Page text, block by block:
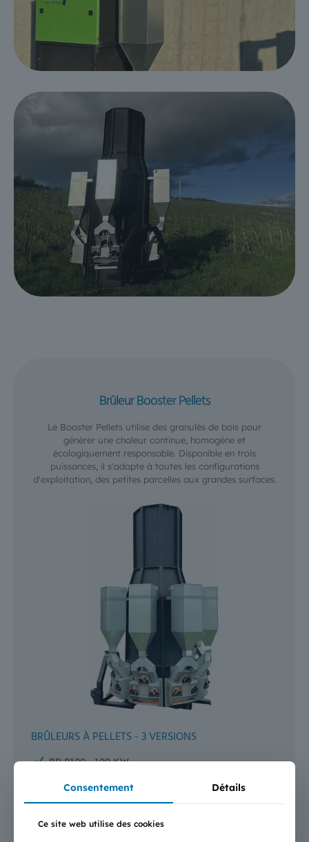
Brûleur Booster Pellets
Le Booster Pellets utilise des granulés de bois pour
générer une chaleur continue, homogène et
écologiquement responsable. Disponible en trois
puissances, il s'adapte à toutes les configurations
d'exploitation, des petites parcelles aux grandes surfaces.
BRÛLEURS À PELLETS - 3 VERSIONS
BR-P100 - 100 KW
BR-P350 - 300 KW
Largeur : 216 cm - Hauteur : 351,8 cm - 4 trémies (4 x
120 kg)
Consentement Détails
Ce site web utilise des cookies